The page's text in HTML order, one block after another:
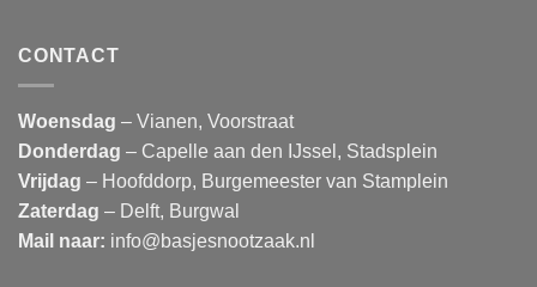
CONTACT
Woensdag – Vianen, Voorstraat
Donderdag – Capelle aan den IJssel, Stadsplein
Vrijdag – Hoofddorp, Burgemeester van Stamplein
Zaterdag – Delft, Burgwal
Mail naar: info@basjesnootzaak.nl